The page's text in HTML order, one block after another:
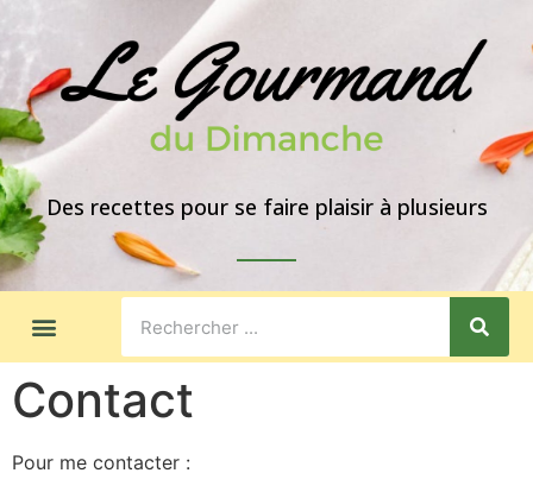
Des recettes pour se faire plaisir à plusieurs
Contact
Pour me contacter :